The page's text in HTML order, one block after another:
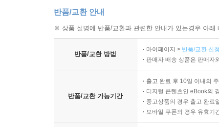
반품/교환 안내
※ 상품 설명에 반품/교환과 관련한 안내가 있는경우 아
반품/교환 방법
마이페이지 > 반품/교환 신
판매자 배송 상품은 판매자
반품/교환 가능기간
출고 완료 후 10일 이내의
디지털 콘텐츠인 eBook의
중고상품의 경우 출고 완료
모바일 쿠폰의 경우 유효기